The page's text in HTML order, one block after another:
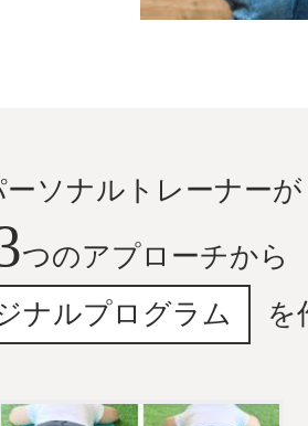
ーソナルトレーナーが
つのアプローチから
ナルプログラム
を